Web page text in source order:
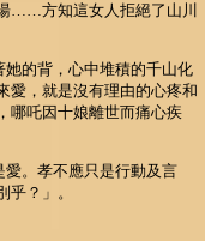
……方知這女人拒絕了山川
的背，心中堆積的千山化
愛，就是沒有理由的心疼和
哪吒因十娘離世而痛心疾
。孝不應只是行動及言
？」。